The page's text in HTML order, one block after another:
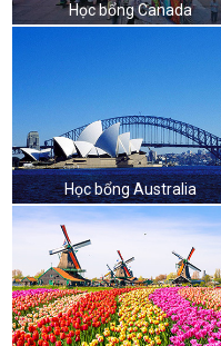
Học bổng Canada
Học bổng Australia